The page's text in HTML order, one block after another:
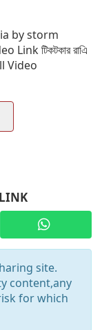
by storm
টিকটকার রাএি
Video
site.
content,any
for which